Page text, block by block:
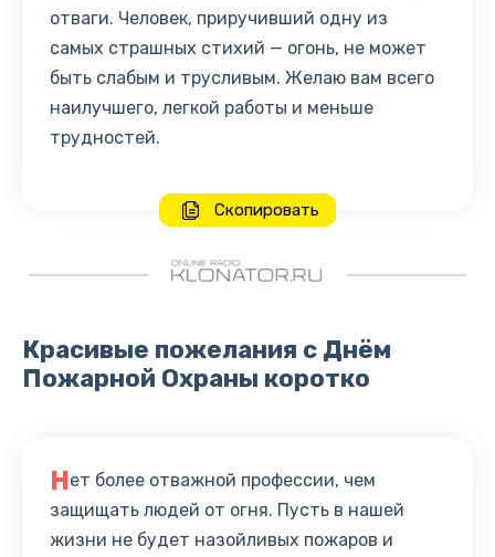
отваги. Человек, приручивший одну из
самых страшных стихий — огонь, не может
быть слабым и трусливым. Желаю вам всего
наилучшего, легкой работы и меньше
трудностей.
Скопировать
Красивые пожелания с Днём
Пожарной Охраны коротко
Нет более отважной профессии, чем
защищать людей от огня. Пусть в нашей
жизни не будет назойливых пожаров и